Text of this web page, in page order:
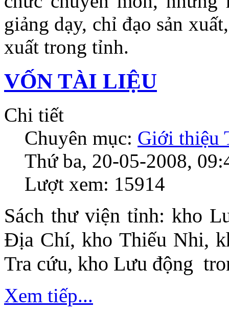
giảng dạy, chỉ đạo sản
xuất trong tỉnh.
VỐN TÀI LIỆU
Chi tiết
Chuyên mục: Giới thiệu
Thứ ba, 20-05-2008,
Lượt xem: 15914
Sách thư viện tỉnh: kho
Địa Chí, kho Thiếu Nhi,
Tra cứu, kho Lưu động
Xem tiếp...